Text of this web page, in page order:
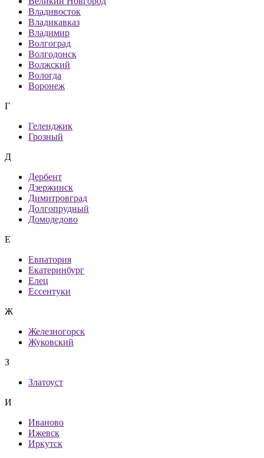
Владивосток
Владикавказ
Владимир
Волгоград
Волгодонск
Волжский
Вологда
Воронеж
Г
Геленджик
Грозный
Д
Дербент
Дзержинск
Димитровград
Долгопрудный
Домодедово
Е
Евпатория
Екатеринбург
Елец
Ессентуки
Ж
Железногорск
Жуковский
З
Златоуст
И
Иваново
Ижевск
Иркутск